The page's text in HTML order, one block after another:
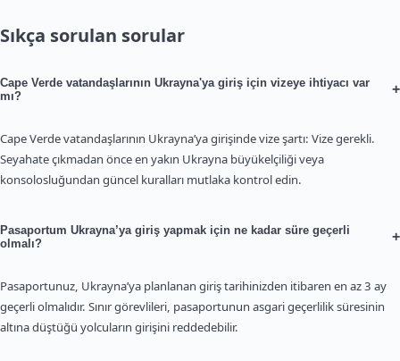
Sıkça sorulan sorular
Cape Verde vatandaşlarının Ukrayna'ya giriş için vizeye ihtiyacı var
mı?
+
Cape Verde vatandaşlarının Ukrayna’ya girişinde vize şartı: Vize gerekli.
Seyahate çıkmadan önce en yakın Ukrayna büyükelçiliği veya
konsolosluğundan güncel kuralları mutlaka kontrol edin.
Pasaportum Ukrayna’ya giriş yapmak için ne kadar süre geçerli
olmalı?
+
Pasaportunuz, Ukrayna’ya planlanan giriş tarihinizden itibaren en az 3 ay
geçerli olmalıdır. Sınır görevlileri, pasaportunun asgari geçerlilik süresinin
altına düştüğü yolcuların girişini reddedebilir.